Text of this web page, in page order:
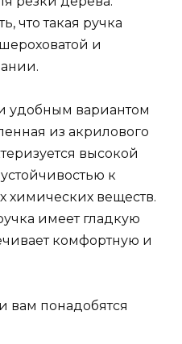
что такая ручка
и
удобным вариантом
из акрилового
высокой
к
химических веществ.
имеет гладкую
комфортную и
вам понадобятся